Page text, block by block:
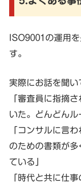
ISO9001の運用
す。
実際にお話を聞い
「審査員に指摘
いた。どんどんル
「コンサルに言
のための書類が
ている」
「時代と共に仕